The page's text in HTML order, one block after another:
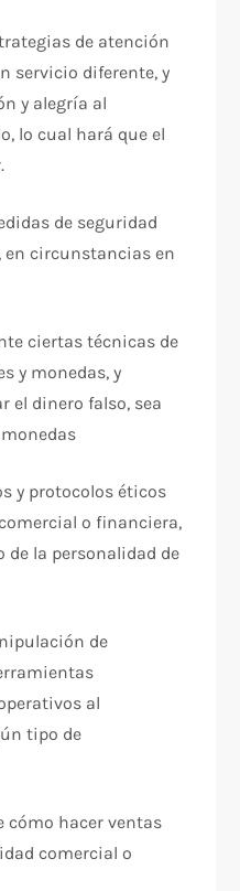
de atención
servicio diferente, y
y alegría al
lo cual hará que el
de seguridad
en circunstancias en
ciertas técnicas de
y monedas, y
el dinero falso, sea
y protocolos éticos
o financiera,
de la personalidad de
de
al
tipo de
cómo hacer ventas
comercial o